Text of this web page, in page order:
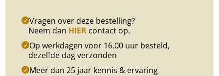
Vragen over deze bestelling?
Neem dan HIER contact op.
Op werkdagen voor 16.00 uur besteld,
dezelfde dag verzonden
Meer dan 25 jaar kennis & ervaring